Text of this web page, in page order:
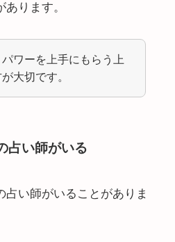
ります。
ワーを上手にもらう上
大切です。
占い師がいる
占い師がいることがありま